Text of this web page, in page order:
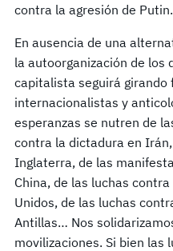
contra la agresión de Putin.
En ausencia de una
la autoorganización de los
capitalista seguirá girando
internacionalistas y
esperanzas se nutren de
contra la dictadura en
Inglaterra, de las
China, de las luchas
Unidos, de las luchas
Antillas… Nos
movilizaciones. Si bien las